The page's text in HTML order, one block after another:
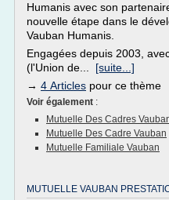
Humanis avec son
nouvelle étape dans le
Vauban Humanis.
Engagées depuis 2003,
(l'Union de... [suite...]
→ 4 Articles pour ce thème
Voir également :
Mutuelle Des Cadres
Mutuelle Des Cadre Vauban
Mutuelle Familiale Vauban
MUTUELLE VAUBAN